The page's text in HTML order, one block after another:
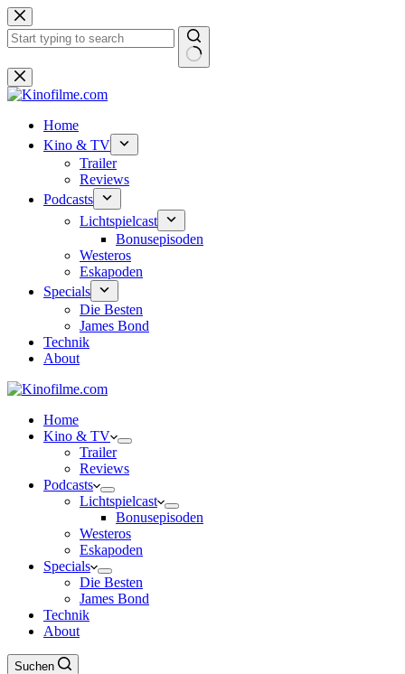
Zum
Inhalt
springen
Keine
Ergebnisse
Home
Kino & TV
Trailer
Reviews
Podcasts
Lichtspielcast
Bonusepisoden
Westeros
Eskapoden
Specials
Die Besten
James Bond
Technik
About
Home
Kino & TV
Trailer
Reviews
Podcasts
Lichtspielcast
Bonusepisoden
Westeros
Eskapoden
Specials
Die Besten
James Bond
Technik
About
Suchen